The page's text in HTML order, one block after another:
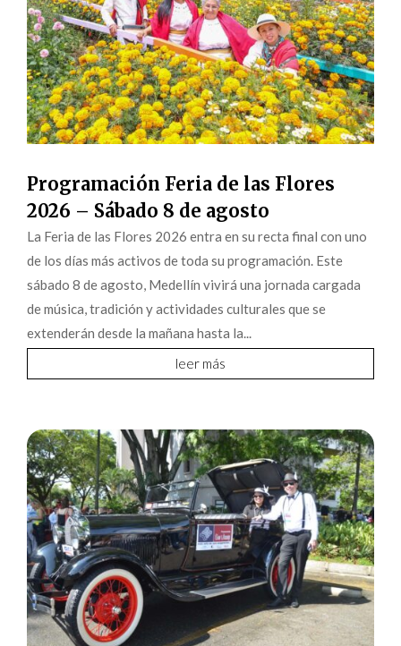
Programación Feria de las Flores
2026 – Sábado 8 de agosto
La Feria de las Flores 2026 entra en su recta final con uno
de los días más activos de toda su programación. Este
sábado 8 de agosto, Medellín vivirá una jornada cargada
de música, tradición y actividades culturales que se
extenderán desde la mañana hasta la...
leer más